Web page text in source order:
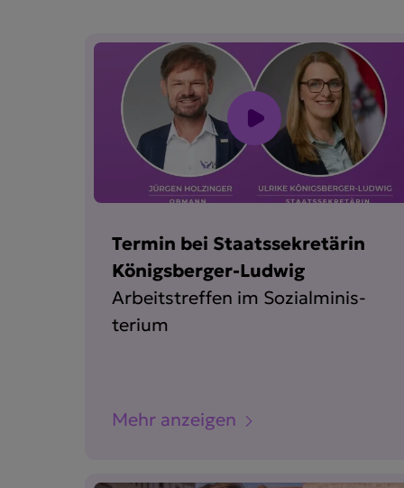
Termin bei Staats­se­kre­tärin
Königs­berger-Ludwig
Arbeits­treffen im Sozial­mi­nis­
terium
Mehr anzeigen